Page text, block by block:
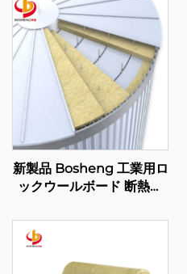
新製品 Bosheng 工業用ロ
ックウールボード 断熱ロ
クウールスラブ 建材